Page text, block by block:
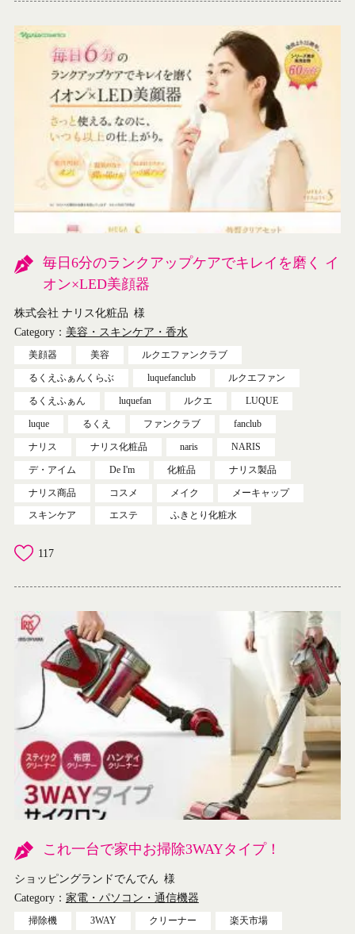
毎日6分のランクアップケアでキレイを磨く イ
オン×LED美顔器
株式会社 ナリス化粧品 様
Category： 美容・スキンケア・香水
美顔器 美容 ルクエファンクラブ
るくえふぁんくらぶ luquefanclub ルクエファン
るくえふぁん luquefan ルクエ LUQUE
luque るくえ ファンクラブ fanclub
ナリス ナリス化粧品 naris NARIS
デ・アイム De I'm 化粧品 ナリス製品
ナリス商品 コスメ メイク メーキャップ
スキンケア エステ ふきとり化粧水
117
これ一台で家中お掃除3WAYタイプ！
ショッピングランドでんでん 様
Category： 家電・パソコン・通信機器
掃除機 3WAY クリーナー 楽天市場